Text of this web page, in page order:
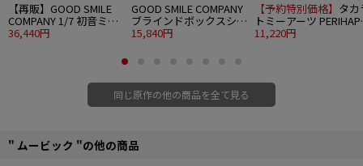
【再販】GOOD SMILE
COMPANY 1/7 初音ミク
十面埋伏Ver.
36,440円
GOOD SMILE COMPANY
ブラインドボックスシリ
ーズ 雪ミクオールスタ
15,840円
【予約特別価格】 タカ
トミーアーツ
おきがえちゅう ピアプ
11,220円
同じ原作の他の商品を全て見る
" ムービック "の他の商品